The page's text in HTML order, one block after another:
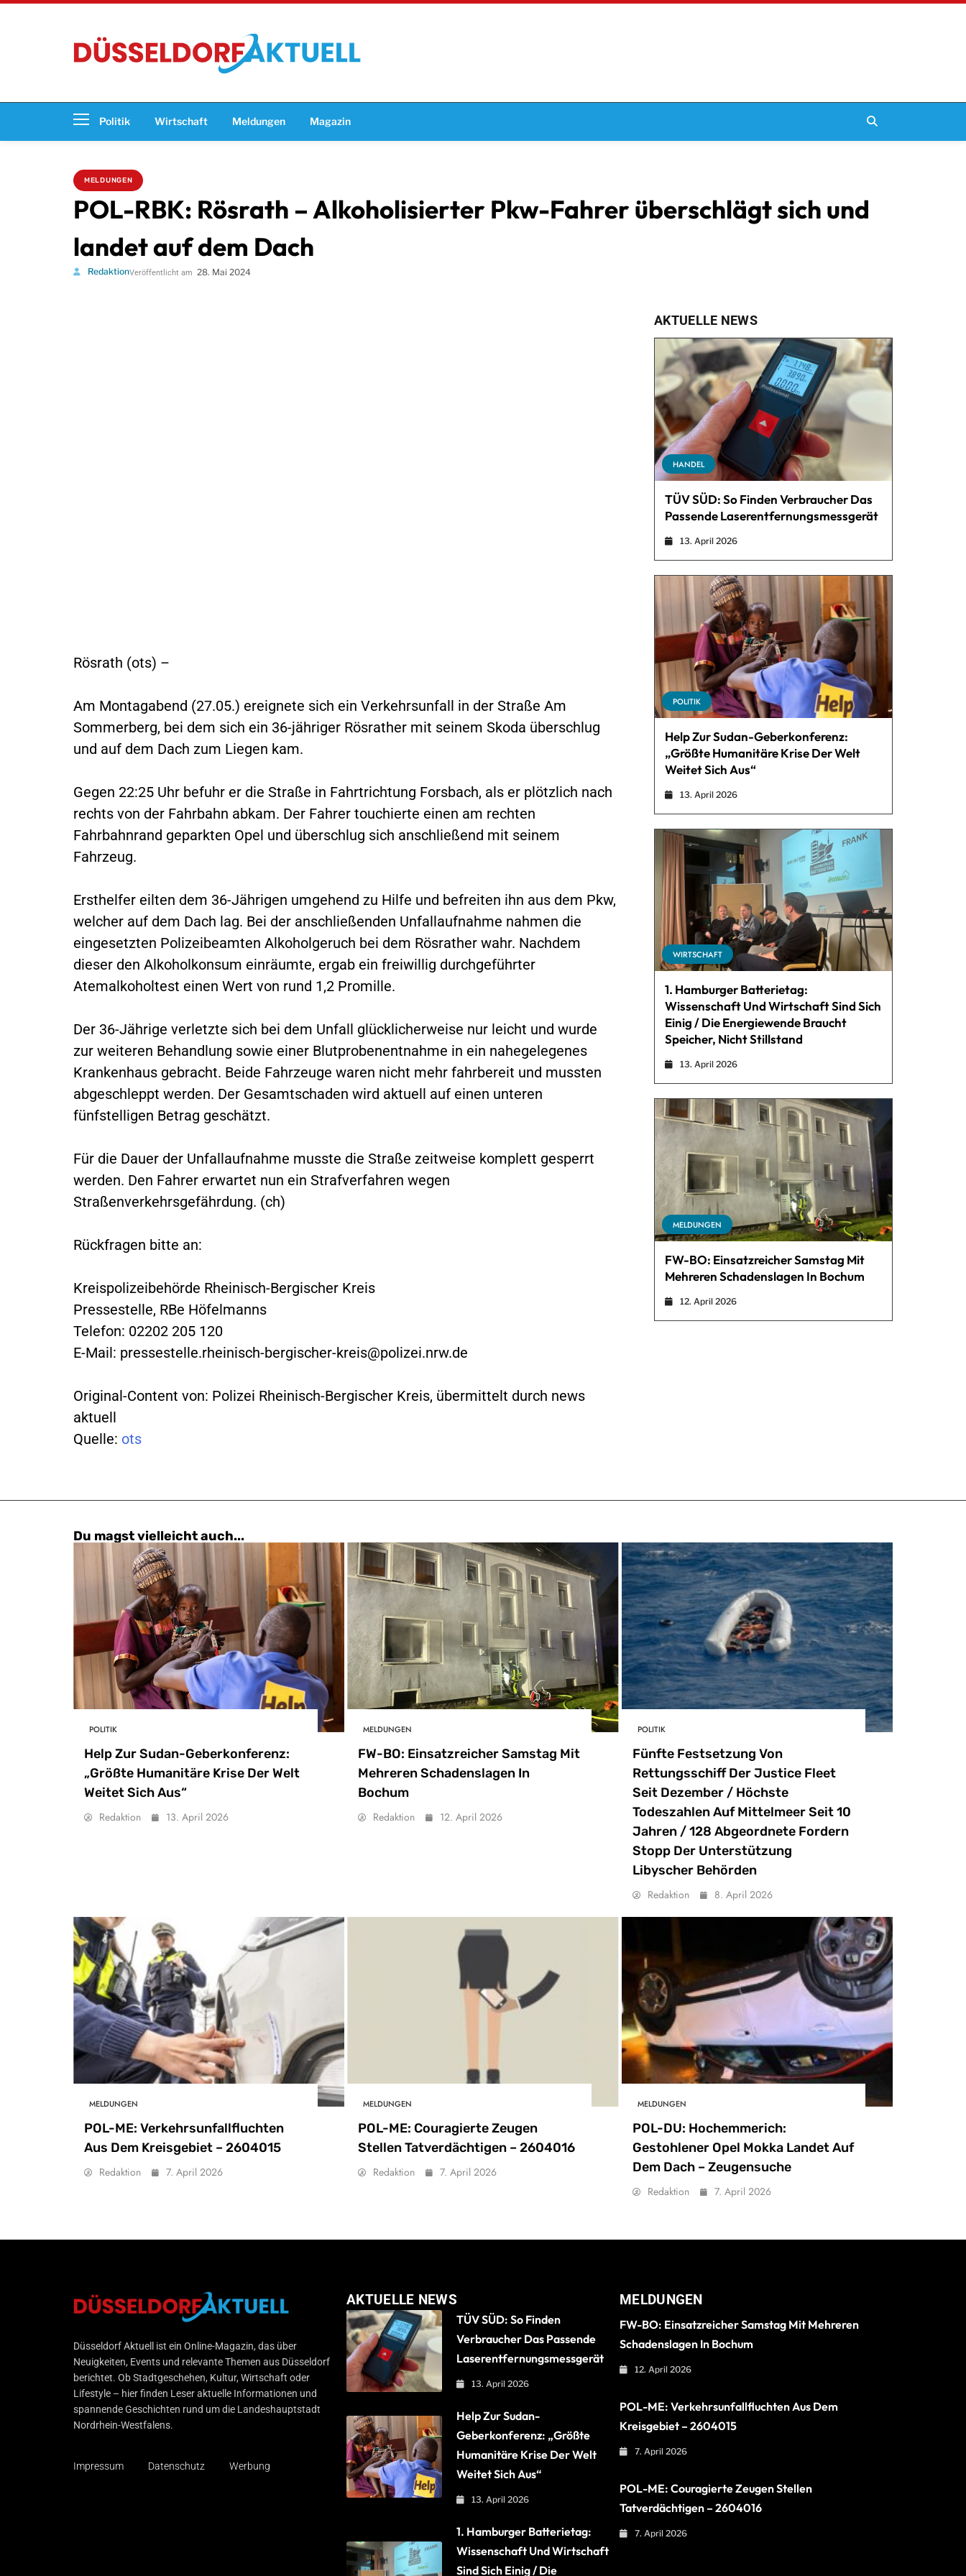
Politik Wirtschaft Meldungen Magazin
MELDUNGEN
POL-RBK: Rösrath – Alkoholisierter Pkw-Fahrer überschlägt sich und
landet auf dem Dach
RedaktionVeröffentlicht am 28. Mai 2024
Rösrath (ots) –
Am Montagabend (27.05.) ereignete sich ein Verkehrsunfall in der Straße Am
Sommerberg, bei dem sich ein 36-jähriger Rösrather mit seinem Skoda überschlug
und auf dem Dach zum Liegen kam.
Gegen 22:25 Uhr befuhr er die Straße in Fahrtrichtung Forsbach, als er plötzlich nach
rechts von der Fahrbahn abkam. Der Fahrer touchierte einen am rechten
Fahrbahnrand geparkten Opel und überschlug sich anschließend mit seinem
Fahrzeug.
Ersthelfer eilten dem 36-Jährigen umgehend zu Hilfe und befreiten ihn aus dem Pkw,
welcher auf dem Dach lag. Bei der anschließenden Unfallaufnahme nahmen die
eingesetzten Polizeibeamten Alkoholgeruch bei dem Rösrather wahr. Nachdem
dieser den Alkoholkonsum einräumte, ergab ein freiwillig durchgeführter
Atemalkoholtest einen Wert von rund 1,2 Promille.
Der 36-Jährige verletzte sich bei dem Unfall glücklicherweise nur leicht und wurde
zur weiteren Behandlung sowie einer Blutprobenentnahme in ein nahegelegenes
Krankenhaus gebracht. Beide Fahrzeuge waren nicht mehr fahrbereit und mussten
abgeschleppt werden. Der Gesamtschaden wird aktuell auf einen unteren
fünfstelligen Betrag geschätzt.
Für die Dauer der Unfallaufnahme musste die Straße zeitweise komplett gesperrt
werden. Den Fahrer erwartet nun ein Strafverfahren wegen
Straßenverkehrsgefährdung. (ch)
Rückfragen bitte an:
Kreispolizeibehörde Rheinisch-Bergischer Kreis
Pressestelle, RBe Höfelmanns
Telefon: 02202 205 120
E-Mail: pressestelle.rheinisch-bergischer-kreis@polizei.nrw.de
Original-Content von: Polizei Rheinisch-Bergischer Kreis, übermittelt durch news
aktuell
Quelle: ots
AKTUELLE NEWS
HANDEL
TÜV SÜD: So Finden Verbraucher Das
Passende Laserentfernungsmessgerät
13. April 2026
POLITIK
Help Zur Sudan-Geberkonferenz:
„Größte Humanitäre Krise Der Welt
Weitet Sich Aus“
13. April 2026
WIRTSCHAFT
1. Hamburger Batterietag:
Wissenschaft Und Wirtschaft Sind Sich
Einig / Die Energiewende Braucht
Speicher, Nicht Stillstand
13. April 2026
MELDUNGEN
FW-BO: Einsatzreicher Samstag Mit
Mehreren Schadenslagen In Bochum
12. April 2026
Du magst vielleicht auch...
POLITIK
Help Zur Sudan-Geberkonferenz:
„Größte Humanitäre Krise Der Welt
Weitet Sich Aus“
Redaktion 13. April 2026
MELDUNGEN
FW-BO: Einsatzreicher Samstag Mit
Mehreren Schadenslagen In
Bochum
Redaktion 12. April 2026
POLITIK
Fünfte Festsetzung Von
Rettungsschiff Der Justice Fleet
Seit Dezember / Höchste
Todeszahlen Auf Mittelmeer Seit 10
Jahren / 128 Abgeordnete Fordern
Stopp Der Unterstützung
Libyscher Behörden
Redaktion 8. April 2026
MELDUNGEN
POL-ME: Verkehrsunfallfluchten
Aus Dem Kreisgebiet – 2604015
Redaktion 7. April 2026
MELDUNGEN
POL-ME: Couragierte Zeugen
Stellen Tatverdächtigen – 2604016
Redaktion 7. April 2026
MELDUNGEN
POL-DU: Hochemmerich:
Gestohlener Opel Mokka Landet Auf
Dem Dach – Zeugensuche
Redaktion 7. April 2026
Düsseldorf Aktuell
Düsseldorf Aktuell ist ein Online-Magazin, das über
Neuigkeiten, Events und relevante Themen aus Düsseldorf
berichtet. Ob Stadtgeschehen, Kultur, Wirtschaft oder
Lifestyle – hier finden Leser aktuelle Informationen und
spannende Geschichten rund um die Landeshauptstadt
Nordrhein-Westfalens.
Impressum Datenschutz Werbung
AKTUELLE NEWS
TÜV SÜD: So Finden
Verbraucher Das Passende
Laserentfernungsmessgerät
13. April 2026
Help Zur Sudan-
Geberkonferenz: „Größte
Humanitäre Krise Der Welt
Weitet Sich Aus“
13. April 2026
1. Hamburger Batterietag:
Wissenschaft Und Wirtschaft
Sind Sich Einig / Die
MELDUNGEN
FW-BO: Einsatzreicher Samstag Mit Mehreren
Schadenslagen In Bochum
12. April 2026
POL-ME: Verkehrsunfallfluchten Aus Dem
Kreisgebiet – 2604015
7. April 2026
POL-ME: Couragierte Zeugen Stellen
Tatverdächtigen – 2604016
7. April 2026